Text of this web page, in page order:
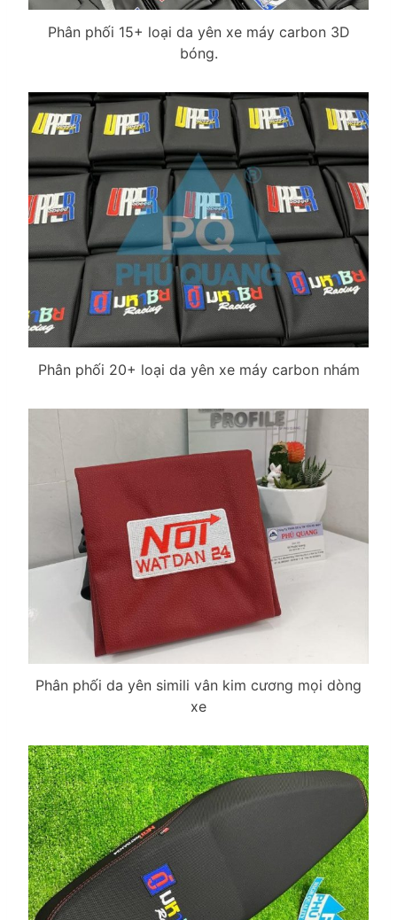
Phân phối 15+ loại da yên xe máy carbon 3D
bóng.
Phân phối 20+ loại da yên xe máy carbon nhám
Phân phối da yên simili vân kim cương mọi dòng
xe